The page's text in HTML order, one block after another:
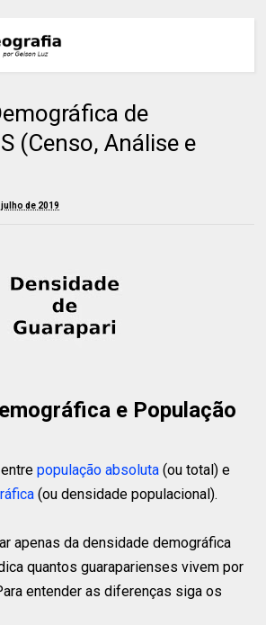
de
(Censo, Análise e
de 2019
e População
entrepopulação absoluta (ou total) e
(ou densidade populacional).
apenas da densidade demográfica
quantos guaraparienses vivem por
entender as diferenças siga os